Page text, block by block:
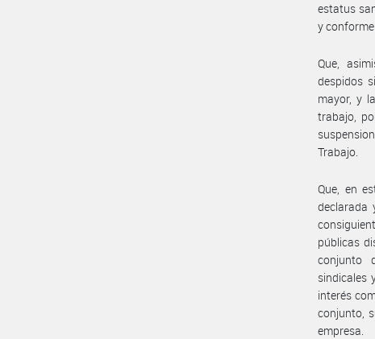
estatus
y
Que,
despidos
mayor, y
trabajo,
Trabajo.
Que, en
declarada
públicas
conjunto
sindicales
interés
conjunto,
empresa.